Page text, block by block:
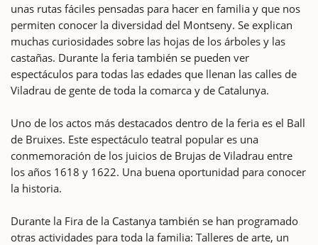
unas rutas fáciles pensadas para hacer en familia y que nos
permiten conocer la diversidad del Montseny. Se explican
muchas curiosidades sobre las hojas de los árboles y las
castañas. Durante la feria también se pueden ver
espectáculos para todas las edades que llenan las calles de
Viladrau de gente de toda la comarca y de Catalunya.
Uno de los actos más destacados dentro de la feria es el Ball
de Bruixes. Este espectáculo teatral popular es una
conmemoración de los juicios de Brujas de Viladrau entre
los años 1618 y 1622. Una buena oportunidad para conocer
la historia.
Durante la Fira de la Castanya también se han programado
otras actividades para toda la familia: Talleres de arte, un